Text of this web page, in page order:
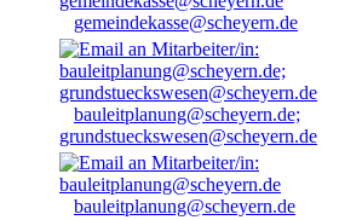
gemeindekasse@scheyern.de
bauleitplanung@scheyern.de;
grundstueckswesen@scheyern.de
bauleitplanung@scheyern.de